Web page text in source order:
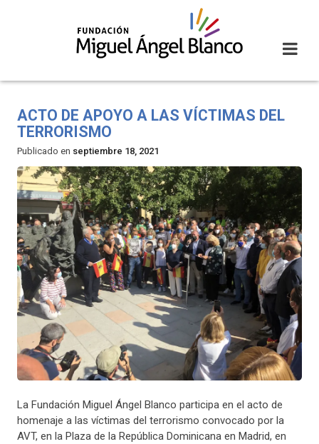
ACTO DE APOYO A LAS VÍCTIMAS DEL
TERRORISMO
Publicado en septiembre 18, 2021
La Fundación Miguel Ángel Blanco participa en el acto de
homenaje a las víctimas del terrorismo convocado por la
AVT, en la Plaza de la República Dominicana en Madrid, en